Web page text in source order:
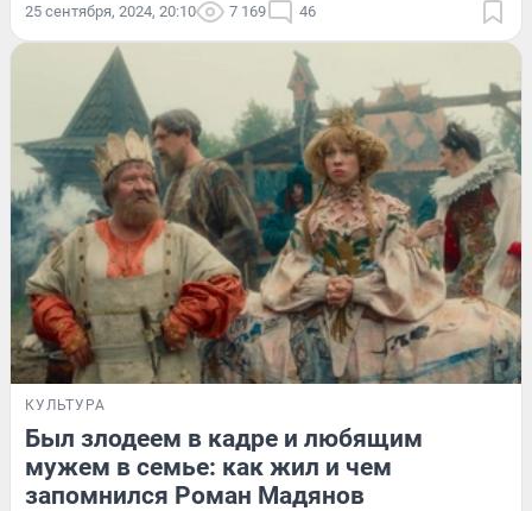
25 сентября, 2024, 20:10 7 169 46
КУЛЬТУРА
Был злодеем в кадре и любящим
мужем в семье: как жил и чем
запомнился Роман Мадянов